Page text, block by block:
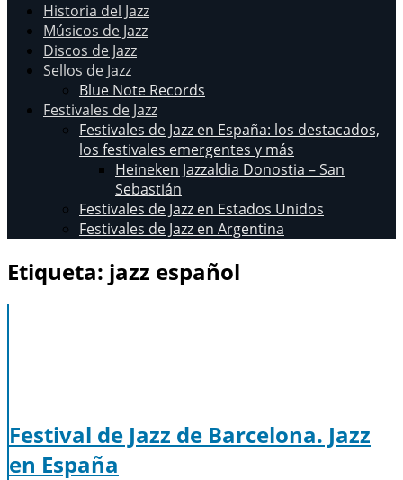
Historia del Jazz
Músicos de Jazz
Discos de Jazz
Sellos de Jazz
Blue Note Records
Festivales de Jazz
Festivales de Jazz en España: los destacados,
los festivales emergentes y más
Heineken Jazzaldia Donostia – San
Sebastián
Festivales de Jazz en Estados Unidos
Festivales de Jazz en Argentina
Etiqueta: jazz español
Festival de Jazz de Barcelona. Jazz
en España